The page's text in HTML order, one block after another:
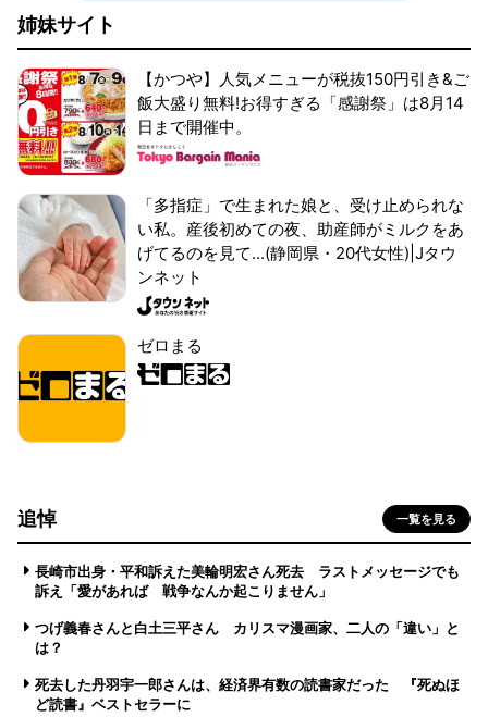
姉妹サイト
【かつや】人気メニューが税抜150円引き&ご
飯大盛り無料!お得すぎる「感謝祭」は8月14
日まで開催中。
「多指症」で生まれた娘と、受け止められな
い私。産後初めての夜、助産師がミルクをあ
げてるのを見て...(静岡県・20代女性)|Jタウ
ンネット
ゼロまる
追悼 一覧を見る
長崎市出身・平和訴えた美輪明宏さん死去 ラストメッセージでも
訴え「愛があれば 戦争なんか起こりません」
つげ義春さんと白土三平さん カリスマ漫画家、二人の「違い」と
は？
死去した丹羽宇一郎さんは、経済界有数の読書家だった 『死ぬほ
ど読書』ベストセラーに